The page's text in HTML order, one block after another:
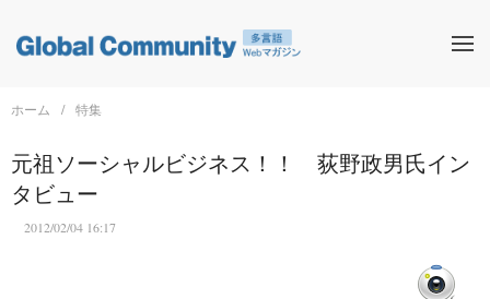
ホーム 特集
元祖ソーシャルビジネス！！ 荻野政男氏イン
タビュー
2012/02/04 16:17